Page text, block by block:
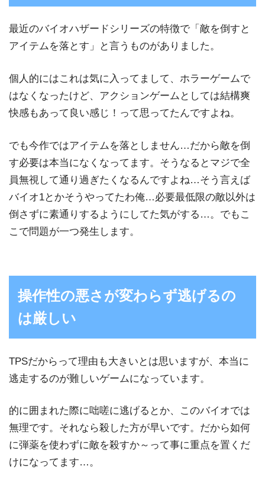
最近のバイオハザードシリーズの特徴で「敵を倒すと
アイテムを落とす」と言うものがありました。
個人的にはこれは気に入ってまして、ホラーゲームで
はなくなったけど、アクションゲームとしては結構爽
快感もあって良い感じ！って思ってたんですよね。
でも今作ではアイテムを落としません…だから敵を倒
す必要は本当になくなってます。そうなるとマジで全
員無視して通り過ぎたくなるんですよね…そう言えば
バイオ1とかそうやってたわ俺…必要最低限の敵以外は
倒さずに素通りするようにしてた気がする…。でもこ
こで問題が一つ発生します。
操作性の悪さが変わらず逃げるの
は厳しい
TPSだからって理由も大きいとは思いますが、本当に
逃走するのが難しいゲームになっています。
的に囲まれた際に咄嗟に逃げるとか、このバイオでは
無理です。それなら殺した方が早いです。だから如何
に弾薬を使わずに敵を殺すか～って事に重点を置くだ
けになってます…。